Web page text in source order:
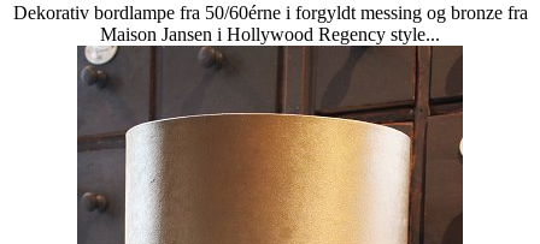
Dekorativ bordlampe fra 50/60érne i forgyldt messing og bronze fra
Maison Jansen i Hollywood Regency style...